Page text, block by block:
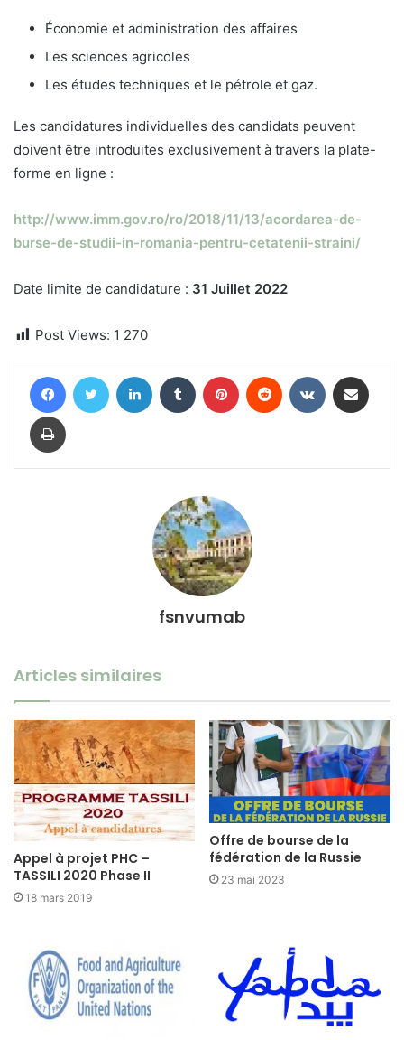
Économie et administration des affaires
Les sciences agricoles
Les études techniques et le pétrole et gaz.
Les candidatures individuelles des candidats peuvent
doivent être introduites exclusivement à travers la plate-
forme en ligne :
http://www.imm.gov.ro/ro/2018/11/13/acordarea-de-
burse-de-studii-in-romania-pentru-cetatenii-straini/
Date limite de candidature : 31 Juillet 2022
Post Views: 1 270
FacebookTwitter Linkedin Tumblr Pinterest Reddit VKontakte
Imprimer
fsnvumab
Articles similaires
Appel à projet PHC –
TASSILI 2020 Phase II
18 mars 2019
Offre de bourse de la
fédération de la Russie
23 mai 2023